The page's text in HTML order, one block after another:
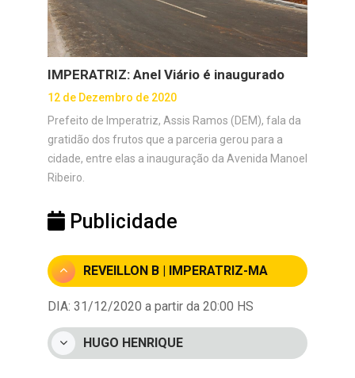
IMPERATRIZ: Anel Viário é inaugurado
12 de Dezembro de 2020
Prefeito de Imperatriz, Assis Ramos (DEM), fala da
gratidão dos frutos que a parceria gerou para a
cidade, entre elas a inauguração da Avenida Manoel
Ribeiro.
Publicidade
REVEILLON B | IMPERATRIZ-MA
DIA: 31/12/2020 a partir da 20:00 HS
HUGO HENRIQUE